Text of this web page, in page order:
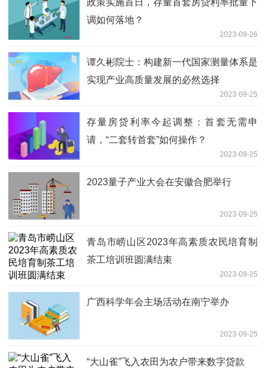
政策实施首日，存量首套房贷利率批量下
调如何落地？
2023-09-26
谭久彬院士：构建新一代国家测量体系是
实现产业高质量发展的必然选择
2023-09-25
存量房贷利率今起调整：首套无需申
请，“二套转首套”如何操作？
2023-09-25
2023量子产业大会在安徽合肥举行
2023-09-25
青岛市崂山区2023年高素质农民培育制
茶工培训班圆满结束
2023-09-25
广西科学年会主场活动在南宁举办
2023-09-25
“大山雀”飞入农田为农户带来数字贷款